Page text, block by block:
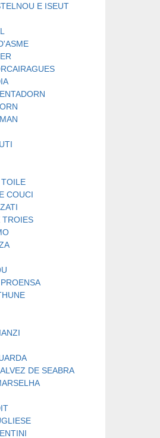
E ISEUT
COUCI
TROIES
DE SEABRA